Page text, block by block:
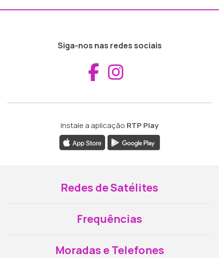
Siga-nos nas redes sociais
Aceder ao
Instale a aplicação RTP Play
Redes de Satélites
Frequências
Moradas e Telefones